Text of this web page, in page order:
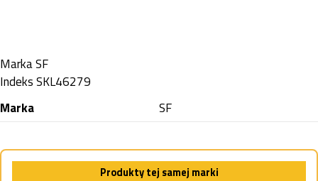
MarkaSF
IndeksSKL46279
Marka
SF
Produkty tej samej marki